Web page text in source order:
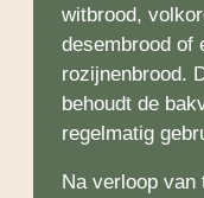
witbrood,
desembrood of
rozijnenbrood.
behoudt de
regelmatig
Na verloop van